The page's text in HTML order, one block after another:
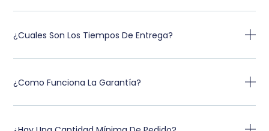
¿Cuales Son Los Tiempos De Entrega?
¿Como Funciona La Garantía?